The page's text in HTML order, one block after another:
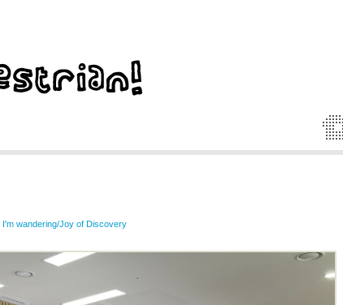
I'm wandering/Joy of Discovery